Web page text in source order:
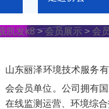
凯发k8>会员展示 > 会
山东丽泽环境技术服务
会会员单位。 公司拥有
在线监测运营、环境综